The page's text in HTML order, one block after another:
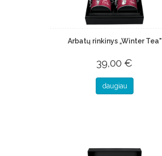
Arbatų rinkinys „Winter Tea"
39,00 €
daugiau